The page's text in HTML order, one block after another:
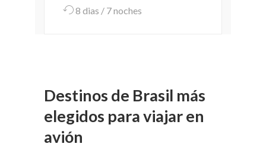
8 dias / 7 noches
Destinos de Brasil más
elegidos para viajar en
avión